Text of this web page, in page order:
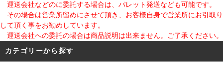
運送会社などのに委託する場合は、パレット発送なども可能です。
その場合は営業所留めにさせて頂き、お客様自身で営業所にお引取り
して頂く事をお勧めしています。
運送会社への委託の場合は商品説明は出来ません。ご了承ください。
カテゴリーから探す